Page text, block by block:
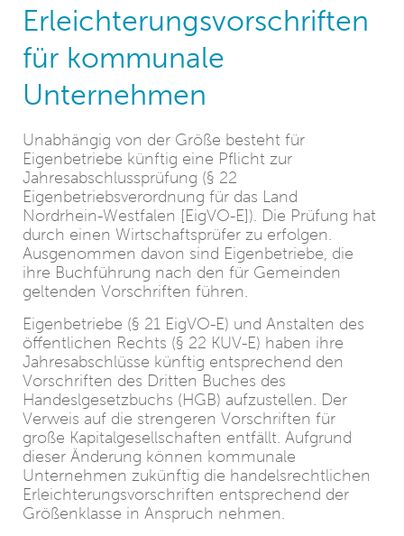
Erleichterungsvorschriften
für kommunale
Unternehmen
Unabhängig von der Größe besteht für
Eigenbetriebe künftig eine Pflicht zur
Jahresabschlussprüfung (§ 22
Eigenbetriebsverordnung für das Land
Nordrhein-Westfalen [EigVO-E]). Die Prüfung hat
durch einen Wirtschaftsprüfer zu erfolgen.
Ausgenommen davon sind Eigenbetriebe, die
ihre Buchführung nach den für Gemeinden
geltenden Vorschriften führen.
Eigenbetriebe (§ 21 EigVO-E) und Anstalten des
öffentlichen Rechts (§ 22 KUV-E) haben ihre
Jahresabschlüsse künftig entsprechend den
Vorschriften des Dritten Buches des
Handeslgesetzbuchs (HGB) aufzustellen. Der
Verweis auf die strengeren Vorschriften für
große Kapitalgesellschaften entfällt. Aufgrund
dieser Änderung können kommunale
Unternehmen zukünftig die handelsrechtlichen
Erleichterungsvorschriften entsprechend der
Größenklasse in Anspruch nehmen.